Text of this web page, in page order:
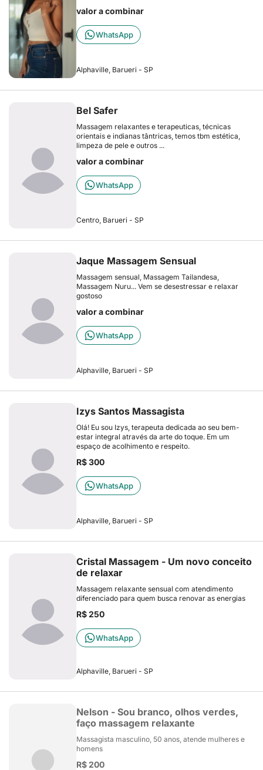
valor a combinar
WhatsApp
Alphaville, Barueri - SP
Bel Safer
Massagem relaxantes e terapeuticas, técnicas
orientais e indianas tântricas, temos tbm estética,
limpeza de pele e outros ...
valor a combinar
WhatsApp
Centro, Barueri - SP
Jaque Massagem Sensual
Massagem sensual, Massagem Tailandesa,
Massagem Nuru... Vem se desestressar e relaxar
gostoso
valor a combinar
WhatsApp
Alphaville, Barueri - SP
Izys Santos Massagista
Olá! Eu sou Izys, terapeuta dedicada ao seu bem-
estar integral através da arte do toque. Em um
espaço de acolhimento e respeito.
R$ 300
WhatsApp
Alphaville, Barueri - SP
Cristal Massagem - Um novo conceito
de relaxar
Massagem relaxante sensual com atendimento
diferenciado para quem busca renovar as energias
R$ 250
WhatsApp
Alphaville, Barueri - SP
Nelson - Sou branco, olhos verdes,
faço massagem relaxante
Massagista masculino, 50 anos, atende mulheres e
homens
R$ 200